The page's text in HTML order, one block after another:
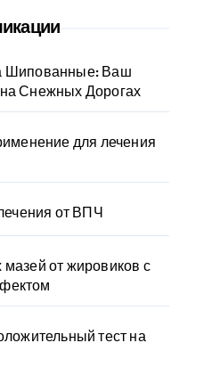
Шипованные: Ваш
Снежных Дорогах
для лечения
от ВПЧ
от жировиков с
тест на